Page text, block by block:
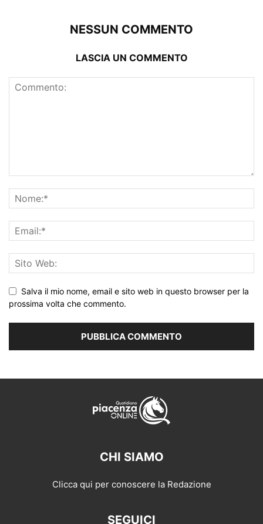
NESSUN COMMENTO
LASCIA UN COMMENTO
Salva il mio nome, email e sito web in questo browser per la
prossima volta che commento.
CHI SIAMO
Clicca qui per conoscere la Redazione
SEGUICI